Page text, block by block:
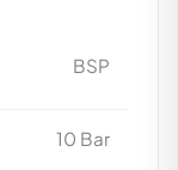
BSP
10 Bar